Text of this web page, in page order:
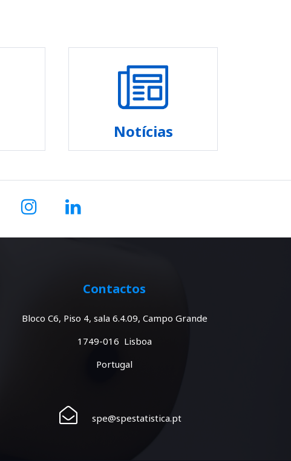
Notícias
Contactos
Bloco C6, Piso 4, sala 6.4.09, Campo Grande
1749-016 Lisboa
Portugal
spe@spestatistica.pt